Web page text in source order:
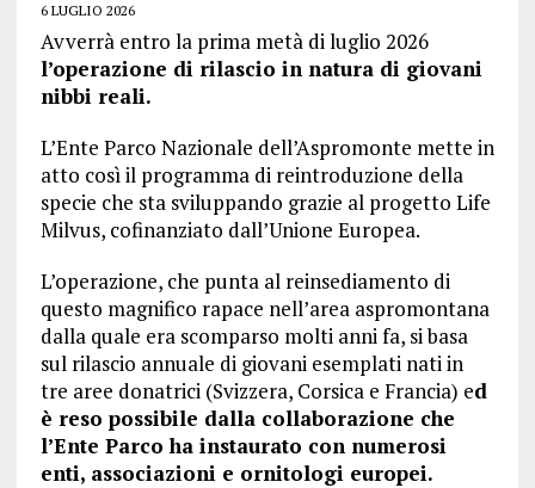
6 LUGLIO 2026
Avverrà entro la prima metà di luglio 2026
l’operazione di rilascio in natura di giovani
nibbi reali.
L’Ente Parco Nazionale dell’Aspromonte mette in
atto così il programma di reintroduzione della
specie che sta sviluppando grazie al progetto Life
Milvus, cofinanziato dall’Unione Europea.
L’operazione, che punta al reinsediamento di
questo magnifico rapace nell’area aspromontana
dalla quale era scomparso molti anni fa, si basa
sul rilascio annuale di giovani esemplati nati in
tre aree donatrici (Svizzera, Corsica e Francia) ed
è reso possibile dalla collaborazione che
l’Ente Parco ha instaurato con numerosi
enti, associazioni e ornitologi europei.